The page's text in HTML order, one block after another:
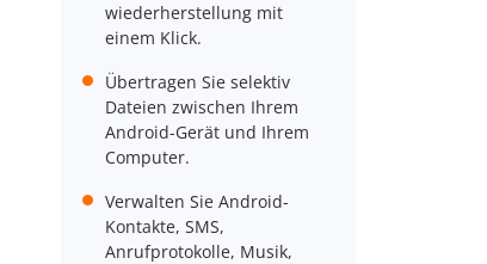
wiederherstellung mit
einem Klick.
Übertragen Sie selektiv
Dateien zwischen Ihrem
Android-Gerät und Ihrem
Computer.
Verwalten Sie Android-
Kontakte, SMS,
Anrufprotokolle, Musik,